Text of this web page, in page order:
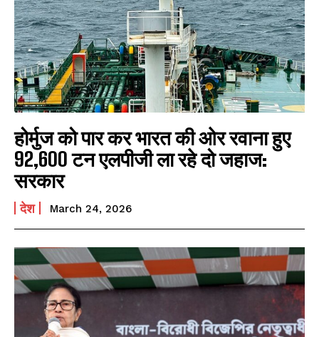
होर्मुज को पार कर भारत की ओर रवाना हुए
92,600 टन एलपीजी ला रहे दो जहाज:
सरकार
देश March 24, 2026